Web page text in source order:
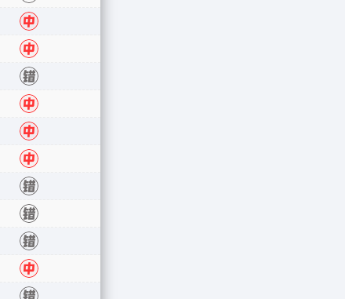
错
中
中
错
中
中
中
错
错
错
中